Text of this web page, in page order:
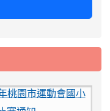
一、三、五年級常
案申請8月份「施
意
桃園市運動會國小
賽通知